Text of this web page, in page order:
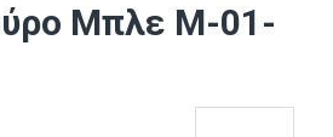
Μπλε M-01-